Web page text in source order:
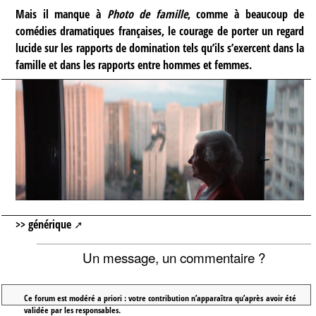
Mais il manque à Photo de famille, comme à beaucoup de
comédies dramatiques françaises, le courage de porter un regard
lucide sur les rapports de domination tels qu’ils s’exercent dans la
famille et dans les rapports entre hommes et femmes.
>>générique
Un message, un commentaire ?
Ce forum est modéré a priori : votre contribution n’apparaîtra qu’après avoir été
validée par les responsables.